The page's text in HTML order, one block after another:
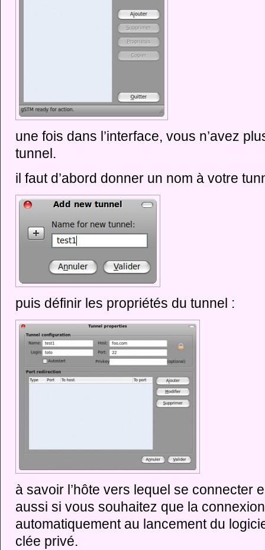
une fois dans l’interface, vous n’avez
tunnel.
il faut d’abord donner un nom à votre
puis définir les propriétés du tunnel :
à savoir l’hôte vers lequel se connecter
aussi si vous souhaitez que la
automatiquement au lancement du
clée privé.